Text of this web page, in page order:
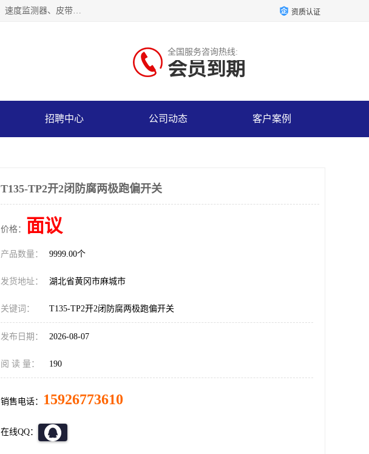
湖北杭荣电气有限公司是一家主要从事生产接近开关、光电开关，霍尔开关、两级跑偏开关、双向拉绳开关、速度监测器、皮带打滑开关、阻旋式料位开关、皮带纵向撕裂开关、溜槽堵塞开关、声光报警器、矿用磁性井筒开关等，主营行业：电气设备、仪器仪表制造, 高低压电器，成套电气设备，矿用防爆机电设备，皮带机综合保护系统，防爆电器，传感器，工矿配件，电器配件，自动化工业机器人的研发，制造，加工销售。 资质认证
全国服务咨询热线:
会员到期
招聘中心 公司动态 客户案例
T135-TP2开2闭防腐两极跑偏开关
价格： 面议
产品数量： 9999.00个
发货地址： 湖北省黄冈市麻城市
关键词： T135-TP2开2闭防腐两极跑偏开关
发布日期： 2026-08-07
阅 读 量： 190
销售电话： 15926773610
在线QQ：